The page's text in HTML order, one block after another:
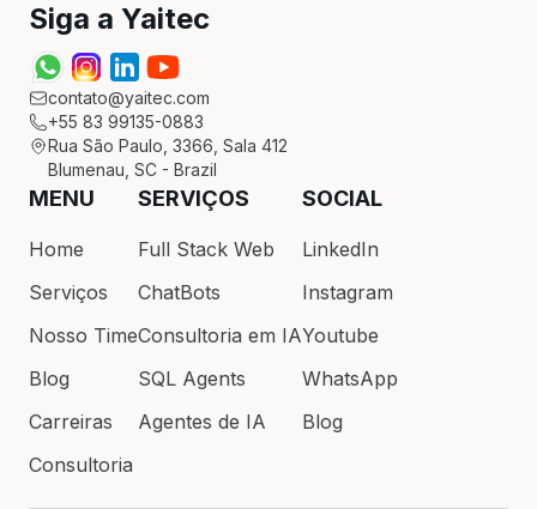
Siga a Yaitec
contato@yaitec.com
+55 83 99135-0883
Rua São Paulo, 3366, Sala 412
Blumenau, SC - Brazil
MENU
Home
Serviços
Nosso Time
Blog
Carreiras
Consultoria
SERVIÇOS
Full Stack Web
ChatBots
Consultoria em IA
SQL Agents
Agentes de IA
SOCIAL
LinkedIn
Instagram
Youtube
WhatsApp
Blog